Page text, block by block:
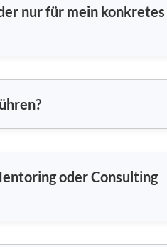
nur für mein konkretes
oder Consulting